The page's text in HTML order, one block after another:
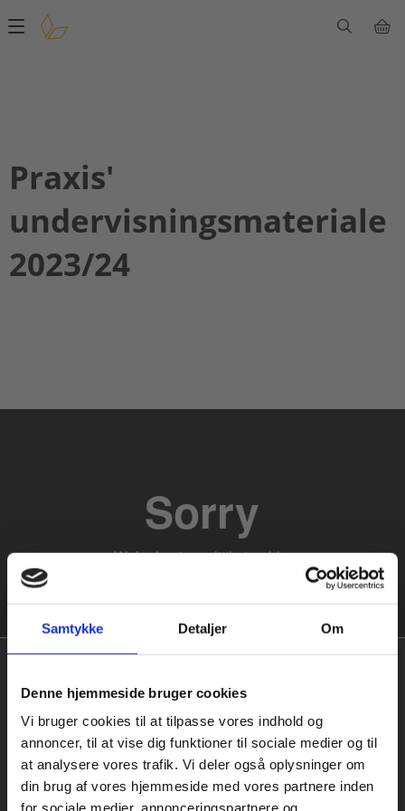
Samtykke Detaljer Om
Denne hjemmeside bruger cookies
Vi bruger cookies til at tilpasse vores indhold og
annoncer, til at vise dig funktioner til sociale medier og til
at analysere vores trafik. Vi deler også oplysninger om
din brug af vores hjemmeside med vores partnere inden
for sociale medier, annonceringspartnere og
Main
Praxis'
undervisningsmateriale
2023/24
Praxis Forlag A/S
CVR 41280921
Køb læremidler og find masterclasses mm.
Fortsæt som: